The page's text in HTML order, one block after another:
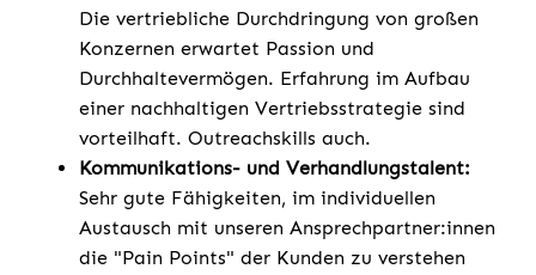
Die vertriebliche Durchdringung von großen
Konzernen erwartet Passion und
Durchhaltevermögen. Erfahrung im Aufbau
einer nachhaltigen Vertriebsstrategie sind
vorteilhaft. Outreachskills auch.
Kommunikations- und Verhandlungstalent:
Sehr gute Fähigkeiten, im individuellen
Austausch mit unseren Ansprechpartner:innen
die "Pain Points" der Kunden zu verstehen